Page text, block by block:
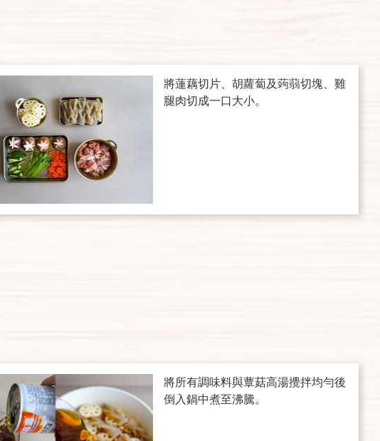
將蓮藕切片、胡蘿蔔及蒟蒻切塊、雞
腿肉切成一口大小。
將所有調味料與蕈菇高湯攪拌均勻後
倒入鍋中煮至沸騰。